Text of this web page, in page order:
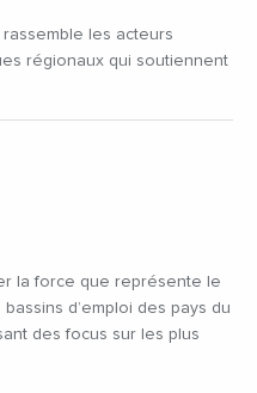
la force que représente le
d’emploi des pays du
des focus sur les plus
les acteurs
régionaux qui soutiennent